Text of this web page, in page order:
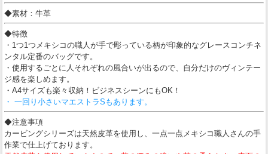
◆素材：牛革
◆特徴
・1つ1つメキシコの職人が手で彫っている柄が印象的なグレースコンチネ
ンタル定番のバッグです。
・使用するごとに人それぞれの風合いが出るので、自分だけのヴィンテー
ジ感を楽しめます。
・A4サイズも楽々収納！ビジネスシーンにもOK！
・ 一回り小さいマエストラSもあります。
◆注意事項
カービングシリーズは天然皮革を使用し、一点一点メキシコ職人さんの手
作業で仕上げております。